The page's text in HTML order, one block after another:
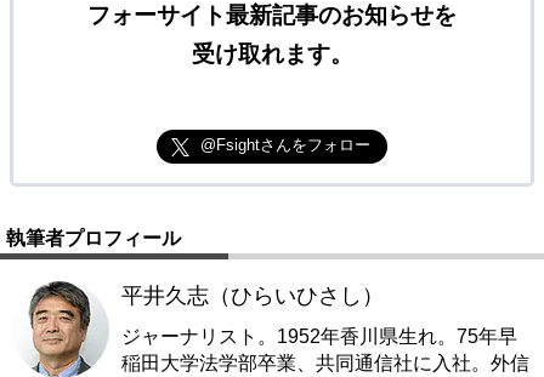
フォーサイト最新記事のお知らせを
受け取れます。
@Fsightさんをフォロー
執筆者プロフィール
平井久志（ひらいひさし）
ジャーナリスト。1952年香川県生れ。75年早
稲田大学法学部卒業、共同通信社に入社。外信